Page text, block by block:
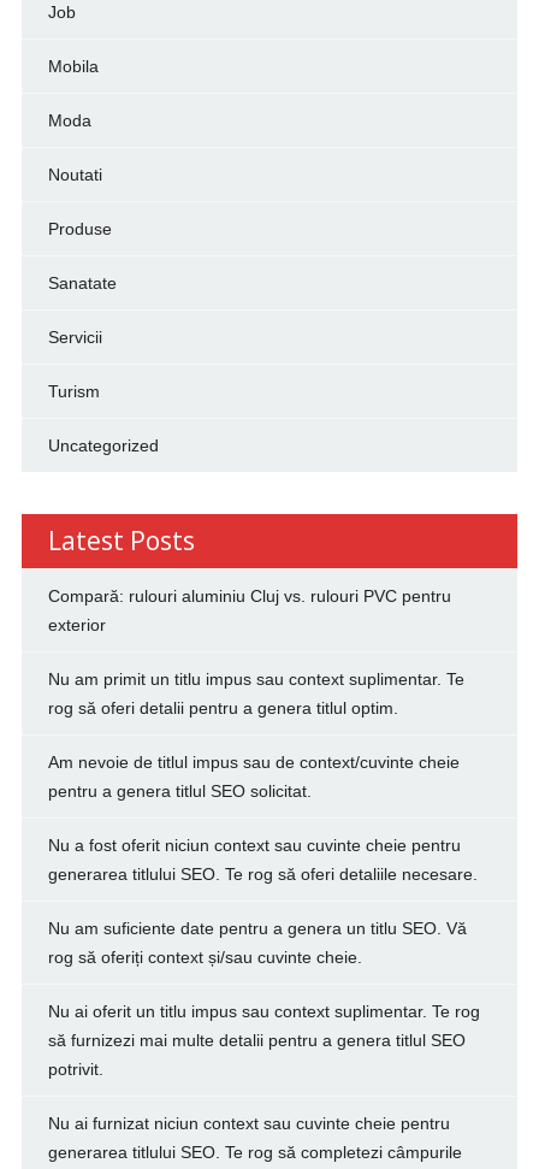
Job
Mobila
Moda
Noutati
Produse
Sanatate
Servicii
Turism
Uncategorized
Latest Posts
Compară: rulouri aluminiu Cluj vs. rulouri PVC pentru
exterior
Nu am primit un titlu impus sau context suplimentar. Te
rog să oferi detalii pentru a genera titlul optim.
Am nevoie de titlul impus sau de context/cuvinte cheie
pentru a genera titlul SEO solicitat.
Nu a fost oferit niciun context sau cuvinte cheie pentru
generarea titlului SEO. Te rog să oferi detaliile necesare.
Nu am suficiente date pentru a genera un titlu SEO. Vă
rog să oferiți context și/sau cuvinte cheie.
Nu ai oferit un titlu impus sau context suplimentar. Te rog
să furnizezi mai multe detalii pentru a genera titlul SEO
potrivit.
Nu ai furnizat niciun context sau cuvinte cheie pentru
generarea titlului SEO. Te rog să completezi câmpurile